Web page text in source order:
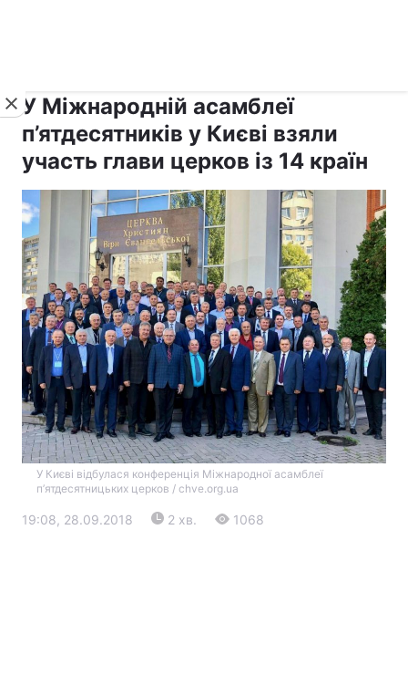
У Міжнародній асамблеї
п’ятдесятників у Києві взяли
участь глави церков із 14 країн
У Києві відбулася конференція Міжнародної асамблеї
п’ятдесятницьких церков / chve.org.ua
19:08, 28.09.2018 2 хв. 1068